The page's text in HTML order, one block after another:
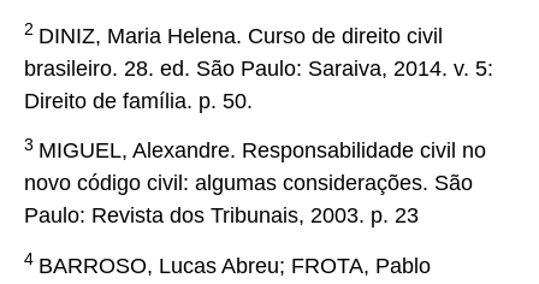
2 DINIZ, Maria Helena. Curso de direito civil
brasileiro. 28. ed. São Paulo: Saraiva, 2014. v. 5:
Direito de família. p. 50.
3 MIGUEL, Alexandre. Responsabilidade civil no
novo código civil: algumas considerações. São
Paulo: Revista dos Tribunais, 2003. p. 23
4 BARROSO, Lucas Abreu; FROTA, Pablo